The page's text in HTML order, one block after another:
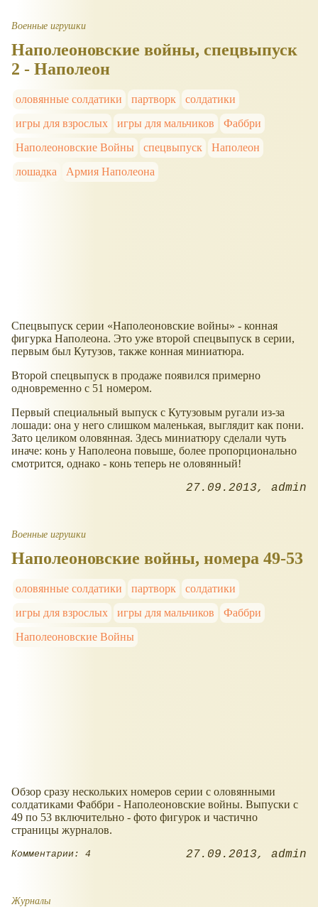
Военные игрушки
Наполеоновские войны, спецвыпуск
2 - Наполеон
оловянные солдатики партворк
солдатики
игры для взрослых
игры для мальчиков
Фаббри
Наполеоновские Войны
спецвыпуск
Наполеон
лошадка
Армия Наполеона
Спецвыпуск серии Наполеоновские войны
- конная
фигурка Наполеона. Это уже второй спецвыпуск в серии,
первым был Кутузов, также конная миниатюра.
Второй спецвыпуск в продаже появился примерно
одновременно с 51 номером.
Первый специальный выпуск с Кутузовым ругали из-за
лошади: она у него слишком маленькая, выглядит как пони.
Зато целиком оловянная. Здесь миниатюру сделали чуть
иначе: конь у Наполеона повыше, более пропорционально
смотрится, однако - конь теперь не оловянный!
27.09.2013 admin
Военные игрушки
Наполеоновские войны, номера 49-53
оловянные солдатики партворк
солдатики
игры для взрослых
игры для мальчиков
Фаббри
Наполеоновские Войны
Обзор сразу нескольких номеров серии с оловянными
солдатиками Фаббри - Наполеоновские войны. Выпуски с
49 по 53 включительно - фото фигурок и частично
страницы журналов.
Комментарии: 4 27.09.2013 admin
Журналы